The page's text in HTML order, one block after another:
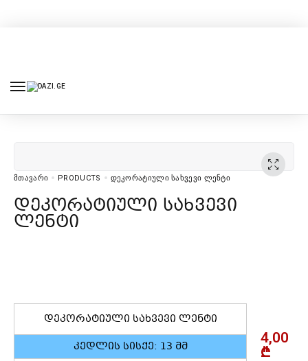
ᲛᲗᲐᲕᲐᲠᲘ PRODUCTS ᲓᲔᲙᲝᲠᲐᲢᲘᲣᲚᲘ ᲡᲐᲮᲕᲔᲕᲘ ᲚᲔᲜᲢᲘ
დეკორატიული სახვევი
ლენტი
დეკორატიული სახვევი ლენტი
კედლის სისქე: 13 მმ
4,00
₾